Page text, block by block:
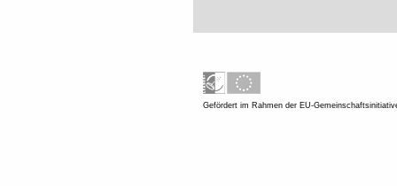
Gefördert im Rahmen der EU-